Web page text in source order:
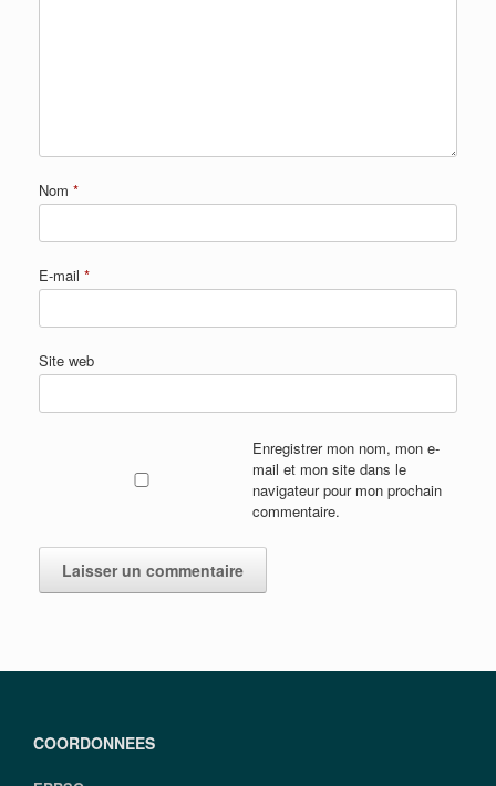
Nom *
E-mail *
Site web
Enregistrer mon nom, mon e-
mail et mon site dans le
navigateur pour mon prochain
commentaire.
COORDONNEES